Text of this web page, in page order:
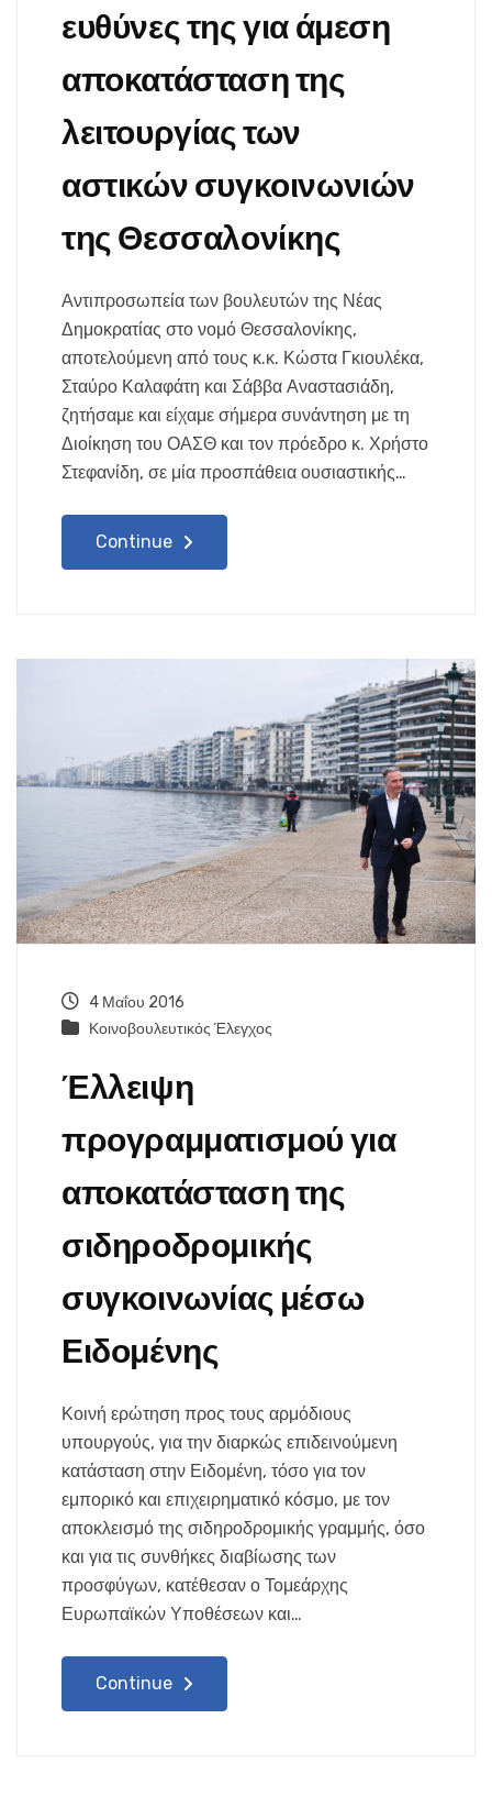
ευθύνες της για άμεση
αποκατάσταση της
λειτουργίας των
αστικών συγκοινωνιών
της Θεσσαλονίκης
Αντιπροσωπεία των βουλευτών της Νέας
Δημοκρατίας στο νομό Θεσσαλονίκης,
αποτελούμενη από τους κ.κ. Κώστα Γκιουλέκα,
Σταύρο Καλαφάτη και Σάββα Αναστασιάδη,
ζητήσαμε και είχαμε σήμερα συνάντηση με τη
Διοίκηση του ΟΑΣΘ και τον πρόεδρο κ. Χρήστο
Στεφανίδη, σε μία προσπάθεια ουσιαστικής…
Continue
4 Μαΐου 2016
Κοινοβουλευτικός Έλεγχος
Έλλειψη
προγραμματισμού για
αποκατάσταση της
σιδηροδρομικής
συγκοινωνίας μέσω
Ειδομένης
Κοινή ερώτηση προς τους αρμόδιους
υπουργούς, για την διαρκώς επιδεινούμενη
κατάσταση στην Ειδομένη, τόσο για τον
εμπορικό και επιχειρηματικό κόσμο, με τον
αποκλεισμό της σιδηροδρομικής γραμμής, όσο
και για τις συνθήκες διαβίωσης των
προσφύγων, κατέθεσαν ο Τομεάρχης
Ευρωπαϊκών Υποθέσεων και…
Continue